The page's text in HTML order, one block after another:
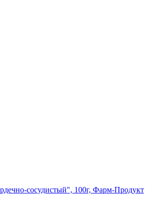
сосудистый", 100г, Фарм-Продукт